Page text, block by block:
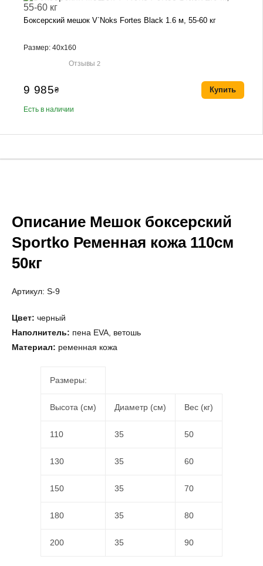
Боксерский мешок V`Noks Fortes Black 1.6 м, 55-60 кг
Размер: 40х160
Отзывы2
9 985₴
Есть в наличии
Купить
Описание Мешок боксерский
Sportko Ременная кожа 110см
50кг
Артикул: S-9
Цвет: черный
Наполнитель: пена EVA, ветошь
Материал: ременная кожа
Размеры:
Высота (см) Диаметр (см) Вес (кг)
110 35 50
130 35 60
150 35 70
180 35 80
200 35 90